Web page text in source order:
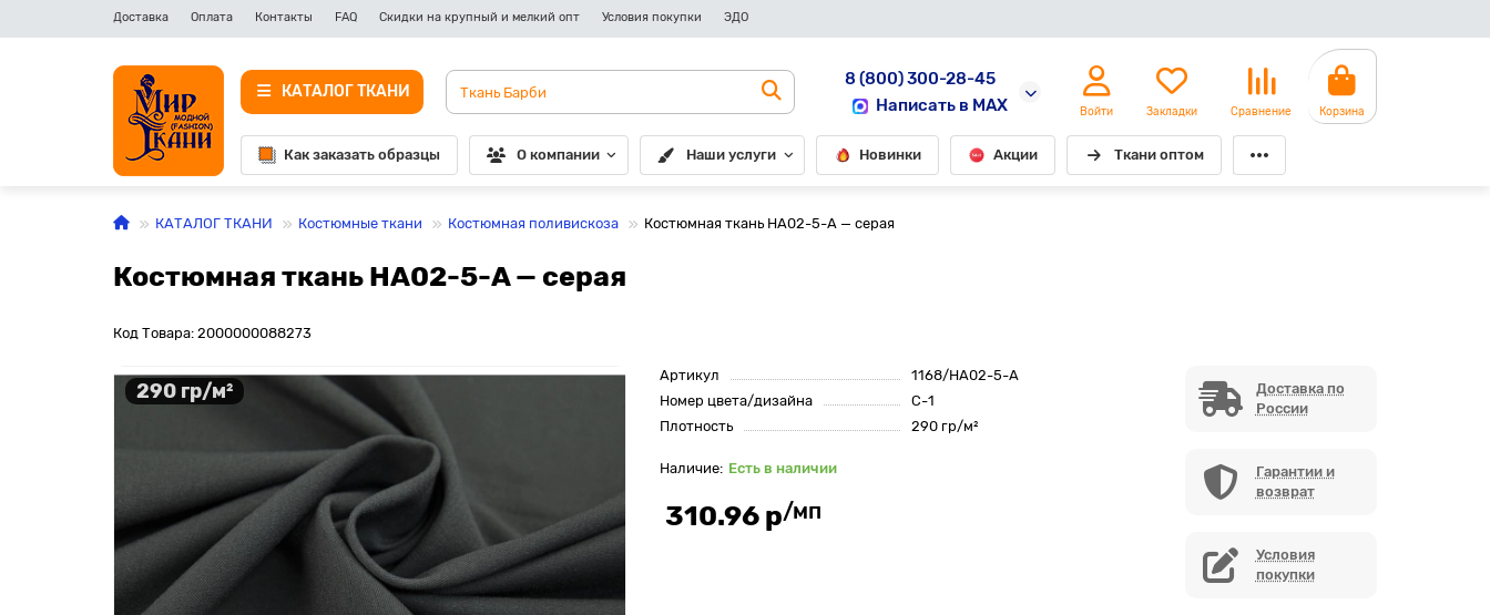
Доставка Оплата Контакты FAQ Скидки на крупный и мелкий опт Условия покупки ЭДО
КАТАЛОГ ТКАНИ
8 (800) 300-28-45
Написать в MAX
Войти Закладки Сравнение Корзина
Как заказать образцы О компании Наши услуги Новинки Акции Ткани оптом
КАТАЛОГ ТКАНИ Костюмные ткани Костюмная поливискоза Костюмная ткань HA02-5-A — серая
Костюмная ткань HA02-5-A — серая
Код Товара: 2000000088273
290 гр/м²
Артикул
1168/HA02-5-A
Номер цвета/дизайна
С-1
Плотность
290 гр/м²
Есть в наличии
310.96 р/мп
Доставка по
России
Гарантии и
возврат
Условия
покупки